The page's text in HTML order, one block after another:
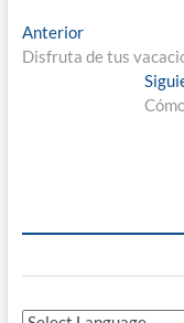
Navegación
de
AnteriorEntrada
anterior:
Disfruta de tus